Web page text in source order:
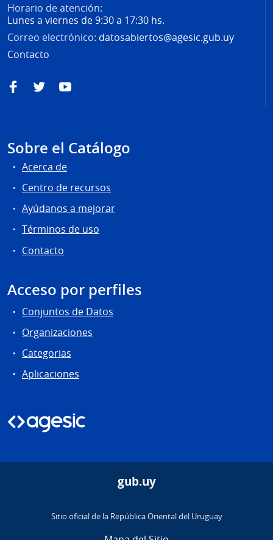
Horario de atención:
Lunes a viernes de 9:30 a 17:30 hs.
Correo electrónico: datosabiertos@agesic.gub.uy
Contacto
FacebookTwitterYouTube
Sobre el Catálogo
Acerca de
Centro de recursos
Ayúdanos a mejorar
Términos de uso
Contacto
Acceso por perfiles
Conjuntos de Datos
Organizaciones
Categorias
Aplicaciones
gub.uy
Sitio oficial de la República Oriental del Uruguay